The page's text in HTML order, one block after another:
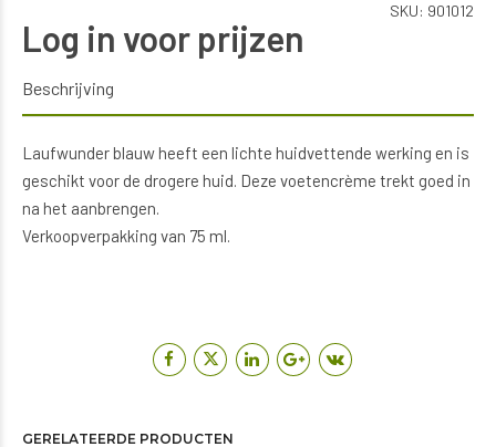
SKU: 901012
Log in voor prijzen
Beschrijving
Laufwunder blauw heeft een lichte huidvettende werking en is
geschikt voor de drogere huid. Deze voetencrème trekt goed in
na het aanbrengen.
Verkoopverpakking van 75 ml.